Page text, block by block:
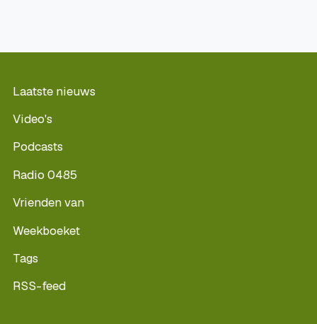
Laatste nieuws
Video's
Podcasts
Radio 0485
Vrienden van
Weekboeket
Tags
RSS-feed